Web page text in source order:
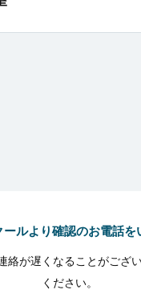
ールより確認のお電話を
絡が遅くなることがござ
ください。